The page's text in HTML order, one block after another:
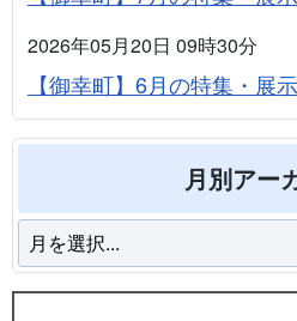
2026年05月20日 09時30分
【御幸町】6月の特集・展示
月別アー